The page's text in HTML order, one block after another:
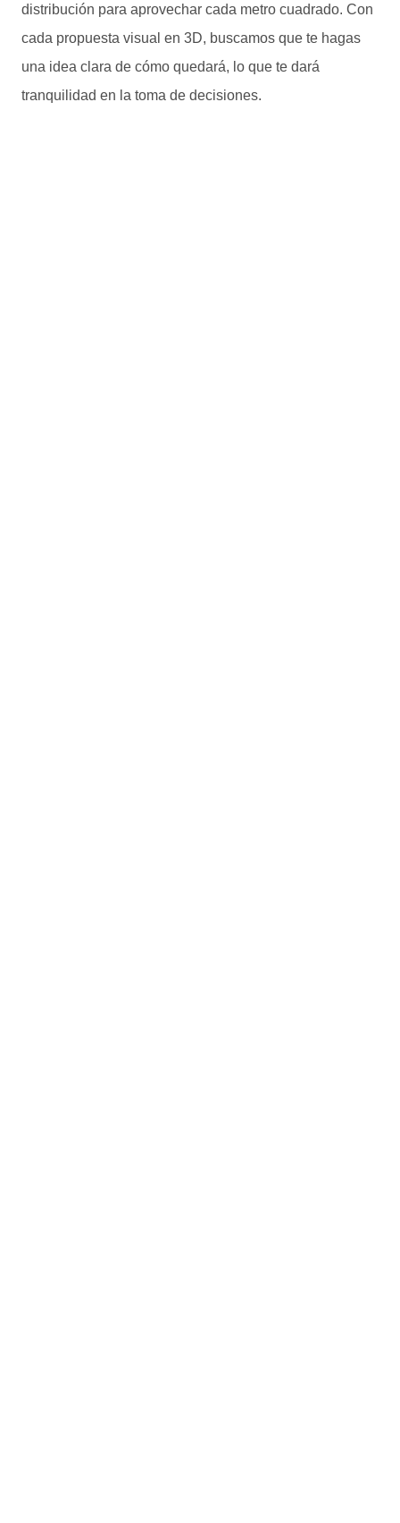
distribución para aprovechar cada metro cuadrado. Con
cada propuesta visual en 3D, buscamos que te hagas
una idea clara de cómo quedará, lo que te dará
tranquilidad en la toma de decisiones.